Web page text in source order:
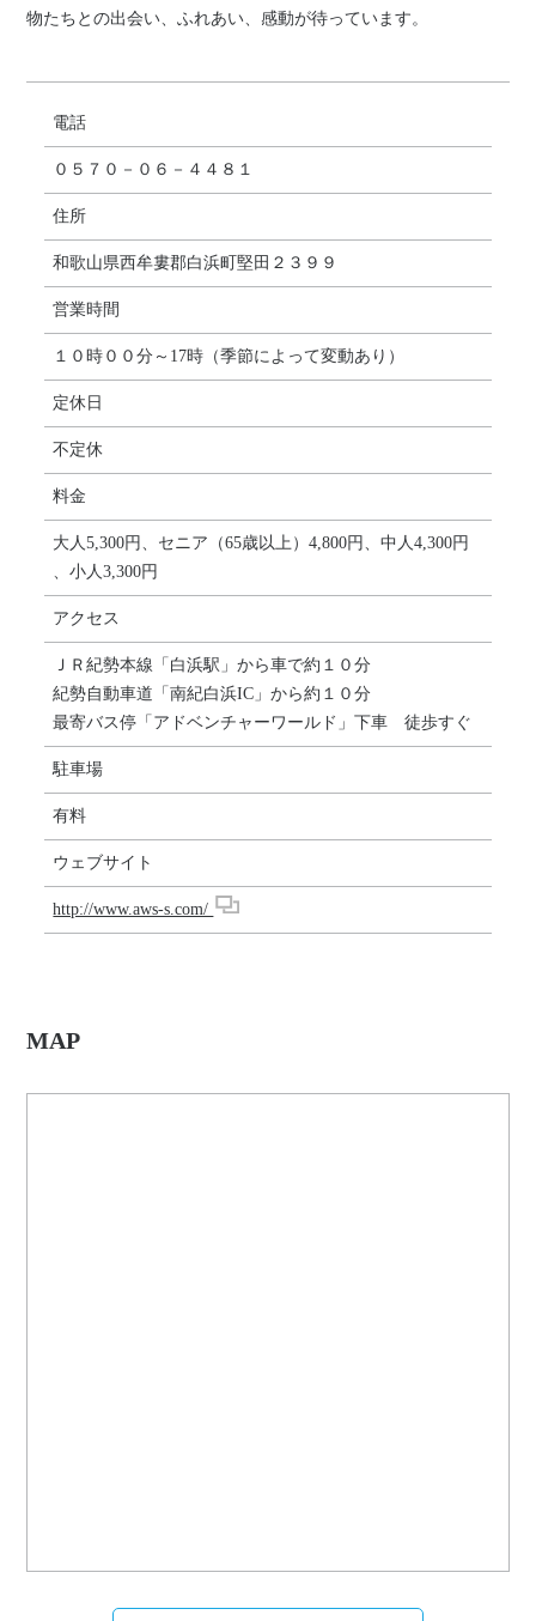
物たちとの出会い、ふれあい、感動が待っています。
電話
０５７０－０６－４４８１
住所
和歌山県西牟婁郡白浜町堅田２３９９
営業時間
１０時００分～17時（季節によって変動あり）
定休日
不定休
料金
大人5,300円、セニア（65歳以上）4,800円、中人4,300円
、小人3,300円
アクセス
ＪＲ紀勢本線「白浜駅」から車で約１０分
紀勢自動車道「南紀白浜IC」から約１０分
最寄バス停「アドベンチャーワールド」下車 徒歩すぐ
駐車場
有料
ウェブサイト
http://www.aws-s.com/
MAP